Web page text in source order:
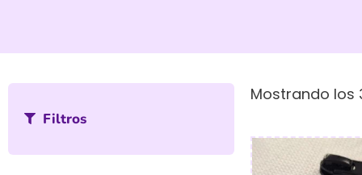
Filtros
Mostrando los